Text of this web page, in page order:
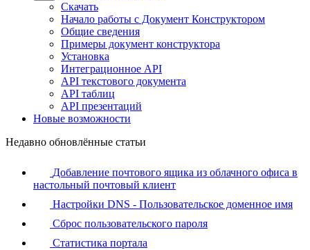
Скачать
Начало работы с Документ Конструктором
Общие сведения
Примеры документ конструктора
Установка
Интеграционное API
API текстового документа
API таблиц
API презентаций
Новые возможности
Недавно обновлённые статьи
Добавление почтового ящика из облачного офиса в
настольный почтовый клиент
Настройки DNS - Пользовательское доменное имя
Сброс пользовательского пароля
Статистика портала